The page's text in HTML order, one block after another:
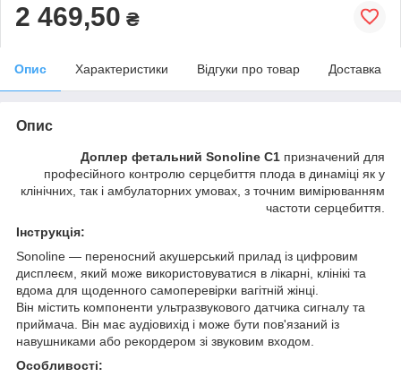
2 469,50 ₴
Опис Характеристики Відгуки про товар Доставка
Опис
Доплер фетальний Sonoline C1 призначений для
професійного контролю серцебиття плода в динаміці як у
клінічних, так і амбулаторних умовах, з точним вимірюванням
частоти серцебиття.
Інструкція:
Sonoline — переносний акушерський прилад із цифровим
дисплеєм, який може використовуватися в лікарні, клінікі та
вдома для щоденного самоперевірки вагітній жінці.
Він містить компоненти ультразвукового датчика сигналу та
приймача. Він має аудіовихід і може бути пов'язаний із
навушниками або рекордером зі звуковим входом.
Особливості: